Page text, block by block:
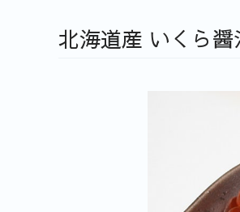
北海道産 いくら醤